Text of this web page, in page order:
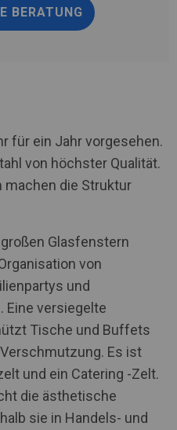
BERATUNG
für ein Jahr vorgesehen.
von höchster Qualität.
die Struktur
Glasfenstern
von
und
Eine versiegelte
Tische und Buffets
Es ist
und ein Catering -Zelt.
die ästhetische
sie in Handels- und